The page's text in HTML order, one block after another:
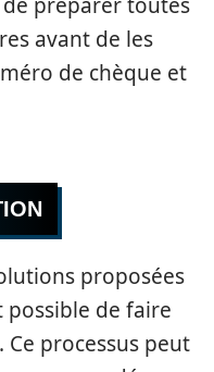
avant de les
de chèque et
proposées
possible de faire
processus peut